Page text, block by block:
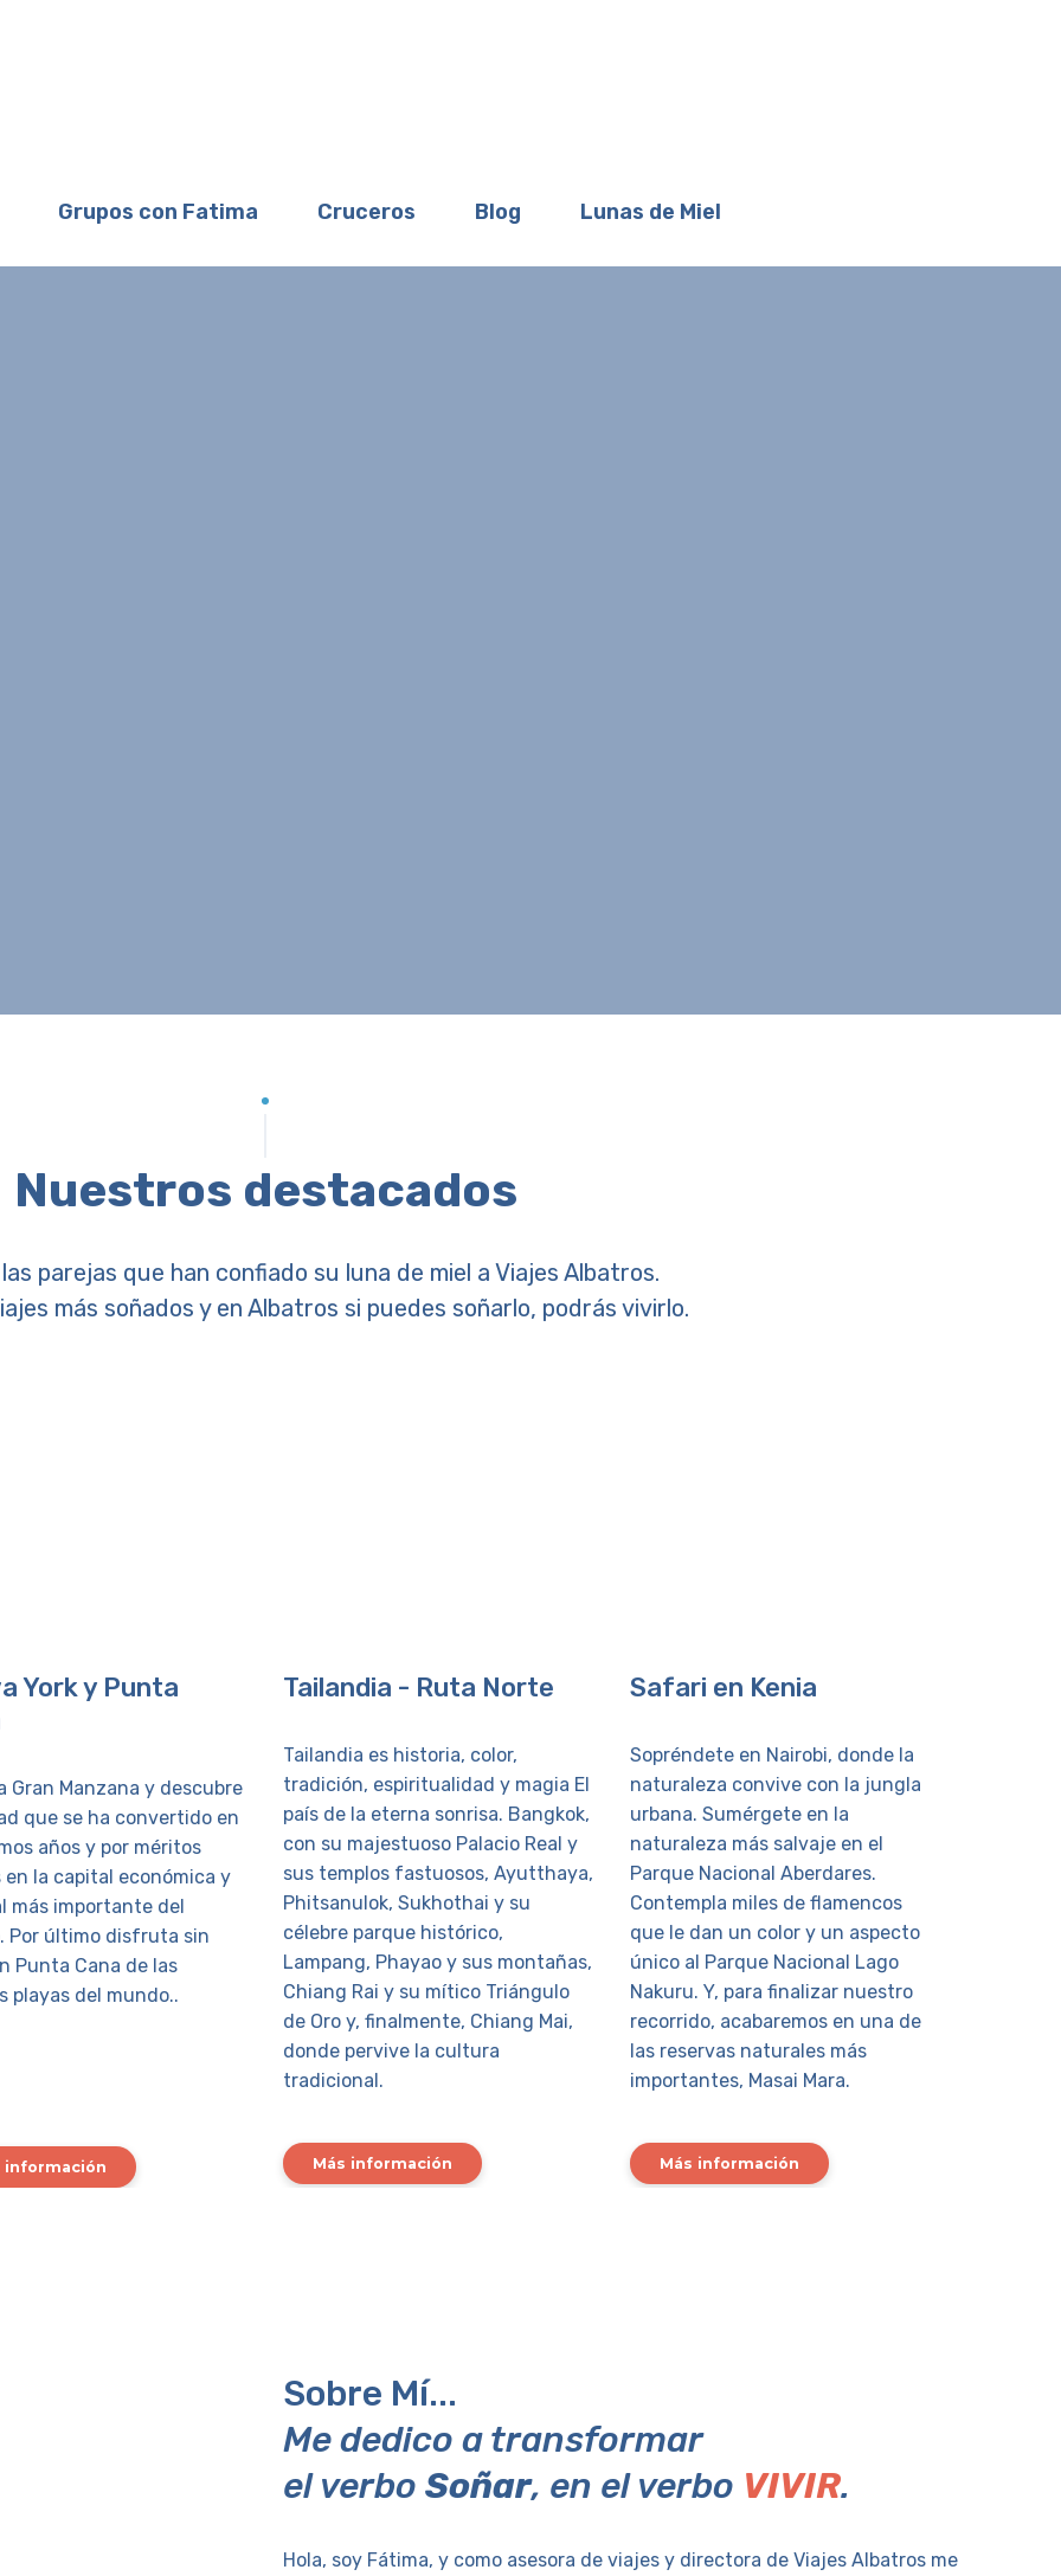
Grupos con Fatima Cruceros Blog Lunas de Miel
Nuestros destacados
parejas que han confiado su luna de miel a Viajes Albatros.
más soñados y en Albatros si puedes soñarlo, podrás vivirlo.
York y Punta
Gran Manzana y descubre
que se ha convertido en
años y por méritos
en la capital económica y
más importante del
Por último disfruta sin
Punta Cana de las
playas del mundo..
información
Tailandia - Ruta Norte
Tailandia es historia, color,
tradición, espiritualidad y magia El
país de la eterna sonrisa. Bangkok,
con su majestuoso Palacio Real y
sus templos fastuosos, Ayutthaya,
Phitsanulok, Sukhothai y su
célebre parque histórico,
Lampang, Phayao y sus montañas,
Chiang Rai y su mítico Triángulo
de Oro y, finalmente, Chiang Mai,
donde pervive la cultura
tradicional.
Más información
Safari en Kenia
Sopréndete en Nairobi, donde la
naturaleza convive con la jungla
urbana. Sumérgete en la
naturaleza más salvaje en el
Parque Nacional Aberdares.
Contempla miles de flamencos
que le dan un color y un aspecto
único al Parque Nacional Lago
Nakuru. Y, para finalizar nuestro
recorrido, acabaremos en una de
las reservas naturales más
importantes, Masai Mara.
Más información
Sobre Mí...
Me dedico a transformar
el verbo Soñar, en el verbo VIVIR.
Hola, soy Fátima, y como asesora de viajes y directora de Viajes Albatros me